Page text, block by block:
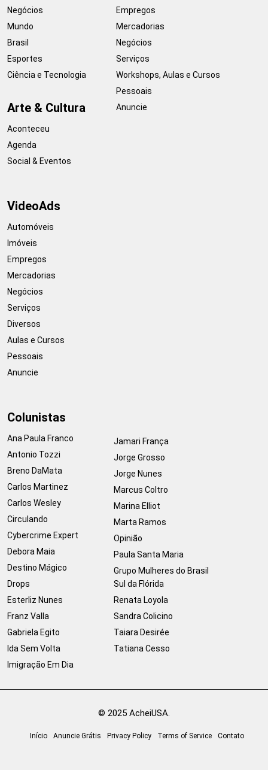
Negócios
Mundo
Brasil
Esportes
Ciência e Tecnologia
Arte & Cultura
Aconteceu
Agenda
Social & Eventos
Empregos
Mercadorias
Negócios
Serviços
Workshops, Aulas e Cursos
Pessoais
Anuncie
VideoAds
Automóveis
Imóveis
Empregos
Mercadorias
Negócios
Serviços
Diversos
Aulas e Cursos
Pessoais
Anuncie
Colunistas
Ana Paula Franco
Antonio Tozzi
Breno DaMata
Carlos Martinez
Carlos Wesley
Circulando
Cybercrime Expert
Debora Maia
Destino Mágico
Drops
Esterliz Nunes
Franz Valla
Gabriela Egito
Ida Sem Volta
Imigração Em Dia
Jamari França
Jorge Grosso
Jorge Nunes
Marcus Coltro
Marina Elliot
Marta Ramos
Opinião
Paula Santa Maria
Grupo Mulheres do Brasil
Sul da Flórida
Renata Loyola
Sandra Colicino
Taiara Desirée
Tatiana Cesso
© 2025 AcheiUSA.
Início Anuncie Grátis Privacy Policy Terms of Service Contato